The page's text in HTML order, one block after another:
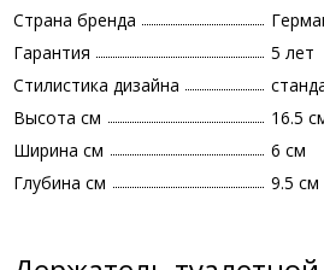
Страна бренда
Гарантия
5 лет
Стилистика дизайна
Высота см
16.5
Ширина см
6 см
Глубина см
9.5 см